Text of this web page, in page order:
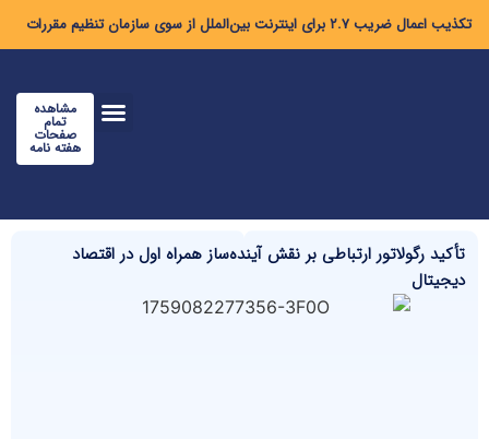
تکذیب اعمال ضریب ۲.۷ برای اینترنت بین‌الملل از سوی سازمان تنظیم مقررات
مشاهده
تمام
صفحات
هفته نامه
تأکید رگولاتور ارتباطی بر نقش آینده‌ساز همراه اول در اقتصاد
دیجیتال